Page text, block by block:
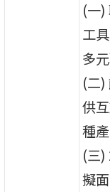
(一)
工
多
(二)
供
種
(三)
擬